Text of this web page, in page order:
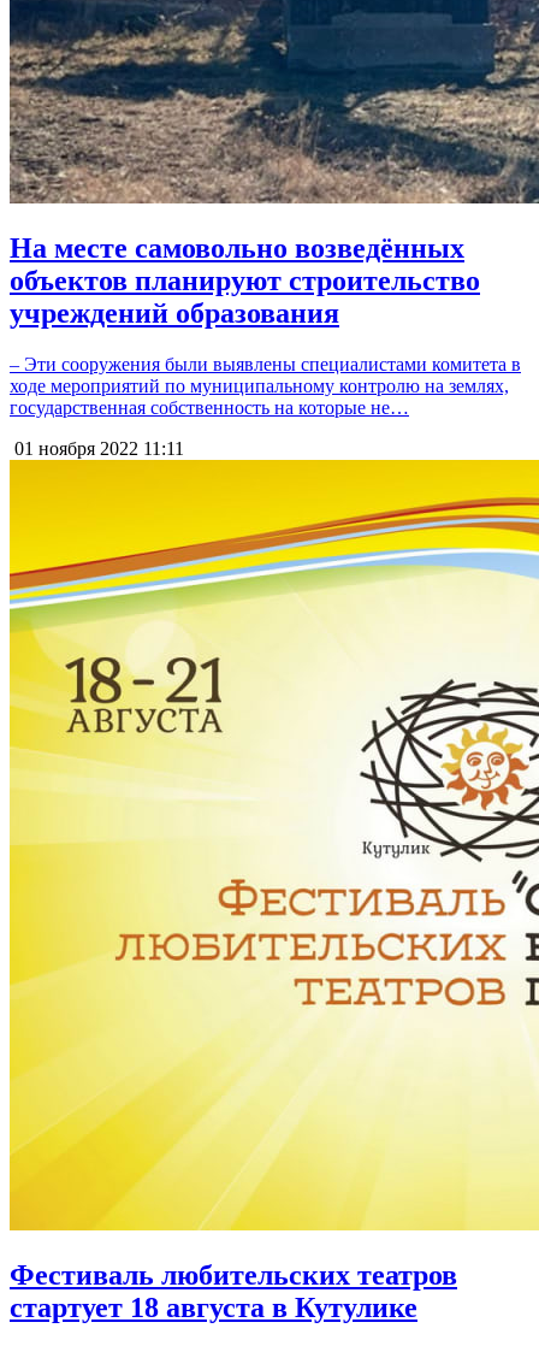
На месте самовольно возведённых
объектов планируют строительство
учреждений образования
– Эти сооружения были выявлены специалистами комитета в
ходе мероприятий по муниципальному контролю на землях,
государственная собственность на которые не…
01 ноября 2022 11:11
Фестиваль любительских театров
стартует 18 августа в Кутулике